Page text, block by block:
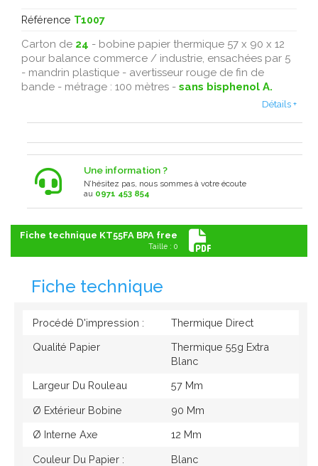
Référence T1007
Carton de 24 - bobine papier thermique 57 x 90 x 12
pour balance commerce / industrie, ensachées par 5
- mandrin plastique - avertisseur rouge de fin de
bande - métrage : 100 mètres - sans bisphenol A.
Détails +
Une information ?
N’hésitez pas, nous sommes à votre écoute
au 0971 453 854
Fiche technique KT55FA BPA free
Taille : 0
Fiche technique
Procédé D'impression : Thermique Direct
Qualité Papier
Thermique 55g Extra
Blanc
Largeur Du Rouleau 57 Mm
Ø Extérieur Bobine 90 Mm
Ø Interne Axe 12 Mm
Couleur Du Papier : Blanc